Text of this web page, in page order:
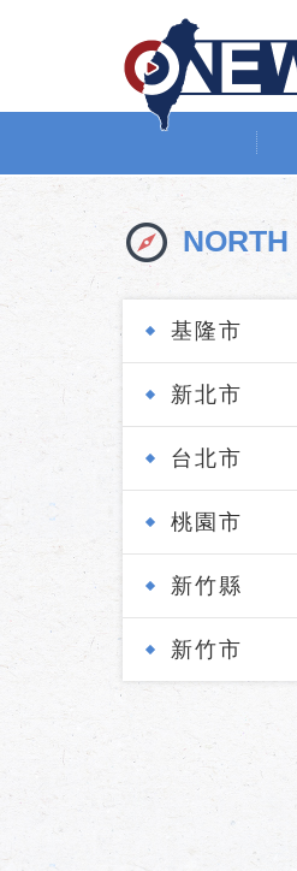
NORTH
基隆市
新北市
台北市
桃園市
新竹縣
新竹市